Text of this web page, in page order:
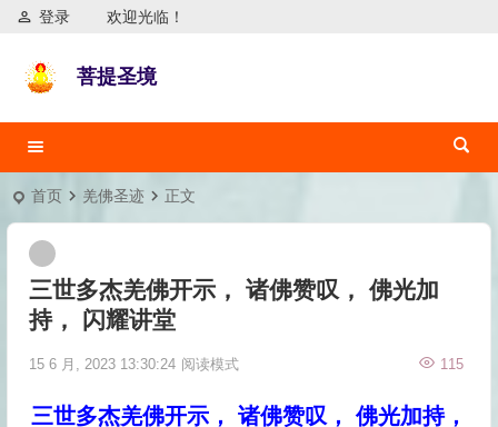
欢迎光临！
登录
菩提圣境
首页 羌佛圣迹 正文
三世多杰羌佛开示， 诸佛赞叹， 佛光加
持， 闪耀讲堂
15 6 月, 2023 13:30:24 115
阅读模式
三世多杰羌佛开示， 诸佛赞叹， 佛光加持，